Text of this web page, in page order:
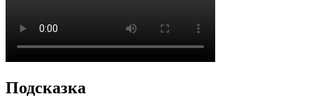
Подсказка